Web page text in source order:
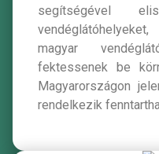
segítségével
magyar
fektessenek be
Magyarországon
rendelkezik